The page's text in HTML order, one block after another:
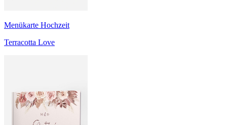
Menükarte Hochzeit
Terracotta Love